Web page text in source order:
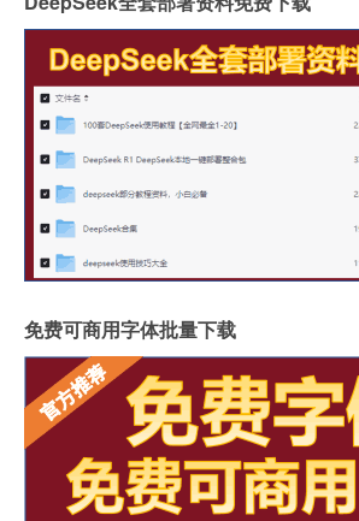
免费可商用字体批量下载